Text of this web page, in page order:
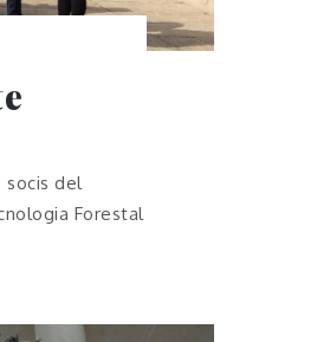
socis del
Forestal